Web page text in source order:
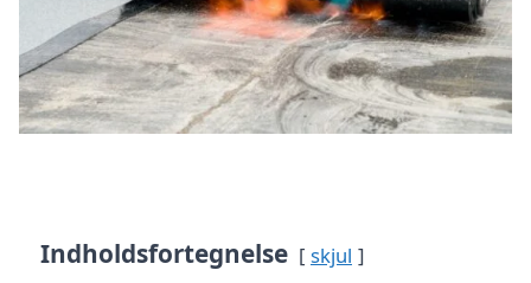
Indholdsfortegnelse skjul